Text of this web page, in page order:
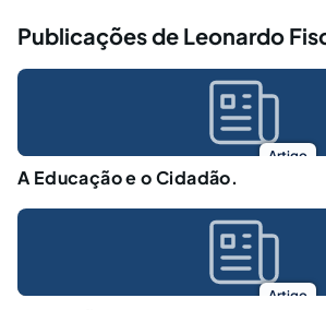
Publicações de Leonardo
Artigo
A Educação e o Cidadão.
Artigo